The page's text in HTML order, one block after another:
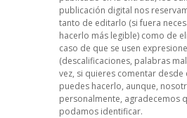
publicación digital nos
tanto de editarlo (si fuera
hacerlo más legible) como de
caso de que se usen
(descalificaciones, palabras
vez, si quieres comentar desde
puedes hacerlo, aunque,
personalmente, agradecemos
podamos identificar.